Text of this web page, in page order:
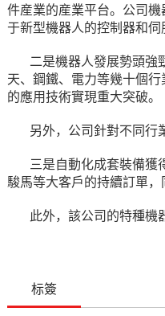
件産業的産業平台。公司
于新型機器人的控制器和
二是機器人發展勢頭強
天、鋼鐵、電力等幾十個
的應用技術實現重大突破。
另外，公司針對不同行
三是自動化成套裝備獲
駿馬等大客戶的持續訂單
此外，該公司的特種機
标簽